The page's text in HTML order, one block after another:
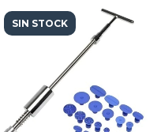
SIN STOCK